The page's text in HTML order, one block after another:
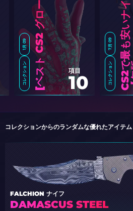
7月 09
コレクション
1月 09
コレクション
ベ
ス
ト
C
S
2
グ
ロ
ー
ブ
:
ラ
ン
キ
ン
グ
[
2
0
2
項目
10
コレクションからのランダムな優れたアイテム
DAMASCUS STEEL
FALCHION ナイフ